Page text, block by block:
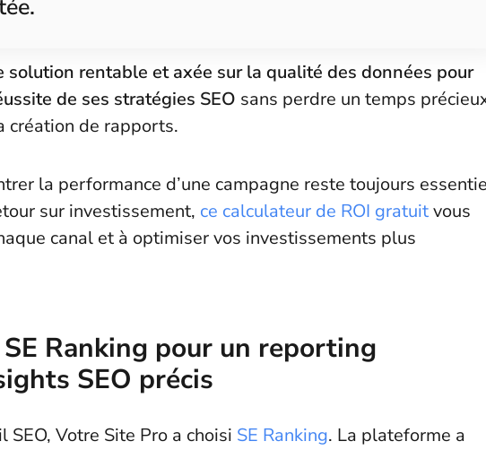
solution rentable et axée sur la qualité des données pour
de ses stratégies SEO sans perdre un temps
création de rapports.
la performance d’une campagne reste toujours
sur investissement, ce calculateur de ROI gratuitvous
canal et à optimiser vos investissements plus
Ranking pour un reporting
SEO précis
Votre Site Pro a choisi SE Ranking. La plateforme a